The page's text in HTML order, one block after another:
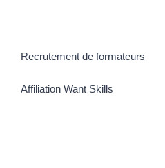
Recrutement de formateurs
Affiliation Want Skills